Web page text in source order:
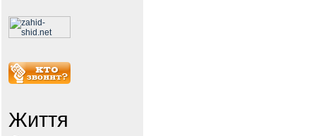
Життя